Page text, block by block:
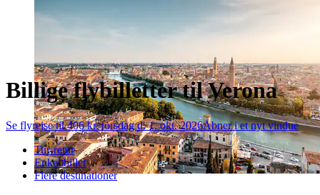
Billige flybilletter til Verona
Se flyrejse til 406 kr. torsdag d. 1. okt. 2026Åbner i et nyt vindue
Tur-retur
Enkeltbillet
Flere destinationer